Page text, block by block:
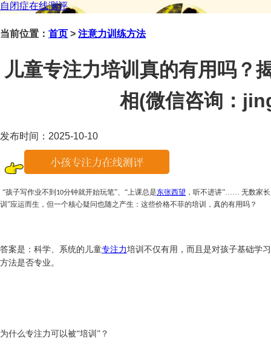
自闭症在线测评
当前位置： 首页 > 注意力训练方法
儿童专注力培训真的有用吗？
相(微信咨询：
发布时间：2025-10-10
“孩子写作业不到10分钟就开始玩笔”、“上课总是东张西望 ，听不进讲”…… 无数家
训”应运而生，但一个核心疑问也随之产生：这些价格不菲的培训，真的有用吗？
答案是：科学、系统的儿童专注力培训不仅有用，而且是对孩子基础学
方法是否专业。
为什么专注力可以被“培训”？